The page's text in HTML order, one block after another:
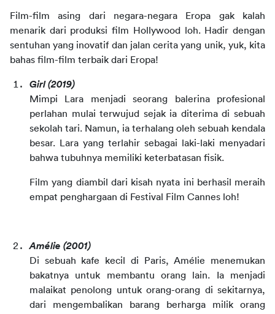
Film-film asing dari negara-negara Eropa gak kalah
menarik dari produksi film Hollywood loh. Hadir dengan
sentuhan yang inovatif dan jalan cerita yang unik, yuk, kita
bahas film-film terbaik dari Eropa!
Girl (2019)
Mimpi Lara menjadi seorang balerina profesional
perlahan mulai terwujud sejak ia diterima di sebuah
sekolah tari. Namun, ia terhalang oleh sebuah kendala
besar. Lara yang terlahir sebagai laki-laki menyadari
bahwa tubuhnya memiliki keterbatasan fisik.
Film yang diambil dari kisah nyata ini berhasil meraih
empat penghargaan di Festival Film Cannes loh!
Amélie (2001)
Di sebuah kafe kecil di Paris, Amélie menemukan
bakatnya untuk membantu orang lain. Ia menjadi
malaikat penolong untuk orang-orang di sekitarnya,
dari mengembalikan barang berharga milik orang